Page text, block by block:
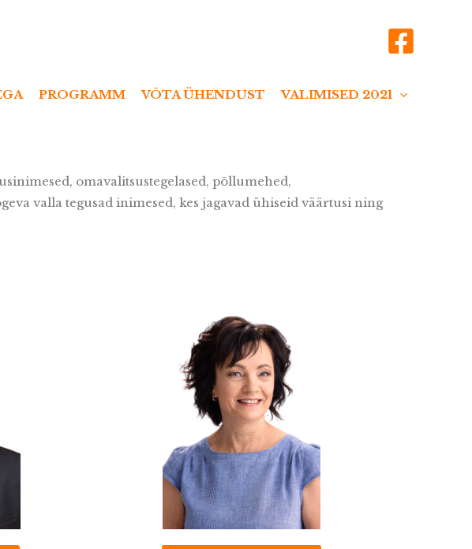
PROGRAMM VÕTA ÜHENDUST VALIMISED 2021
omavalitsustegelased, põllumehed,
valla tegusad inimesed, kes jagavad ühiseid väärtusi ning